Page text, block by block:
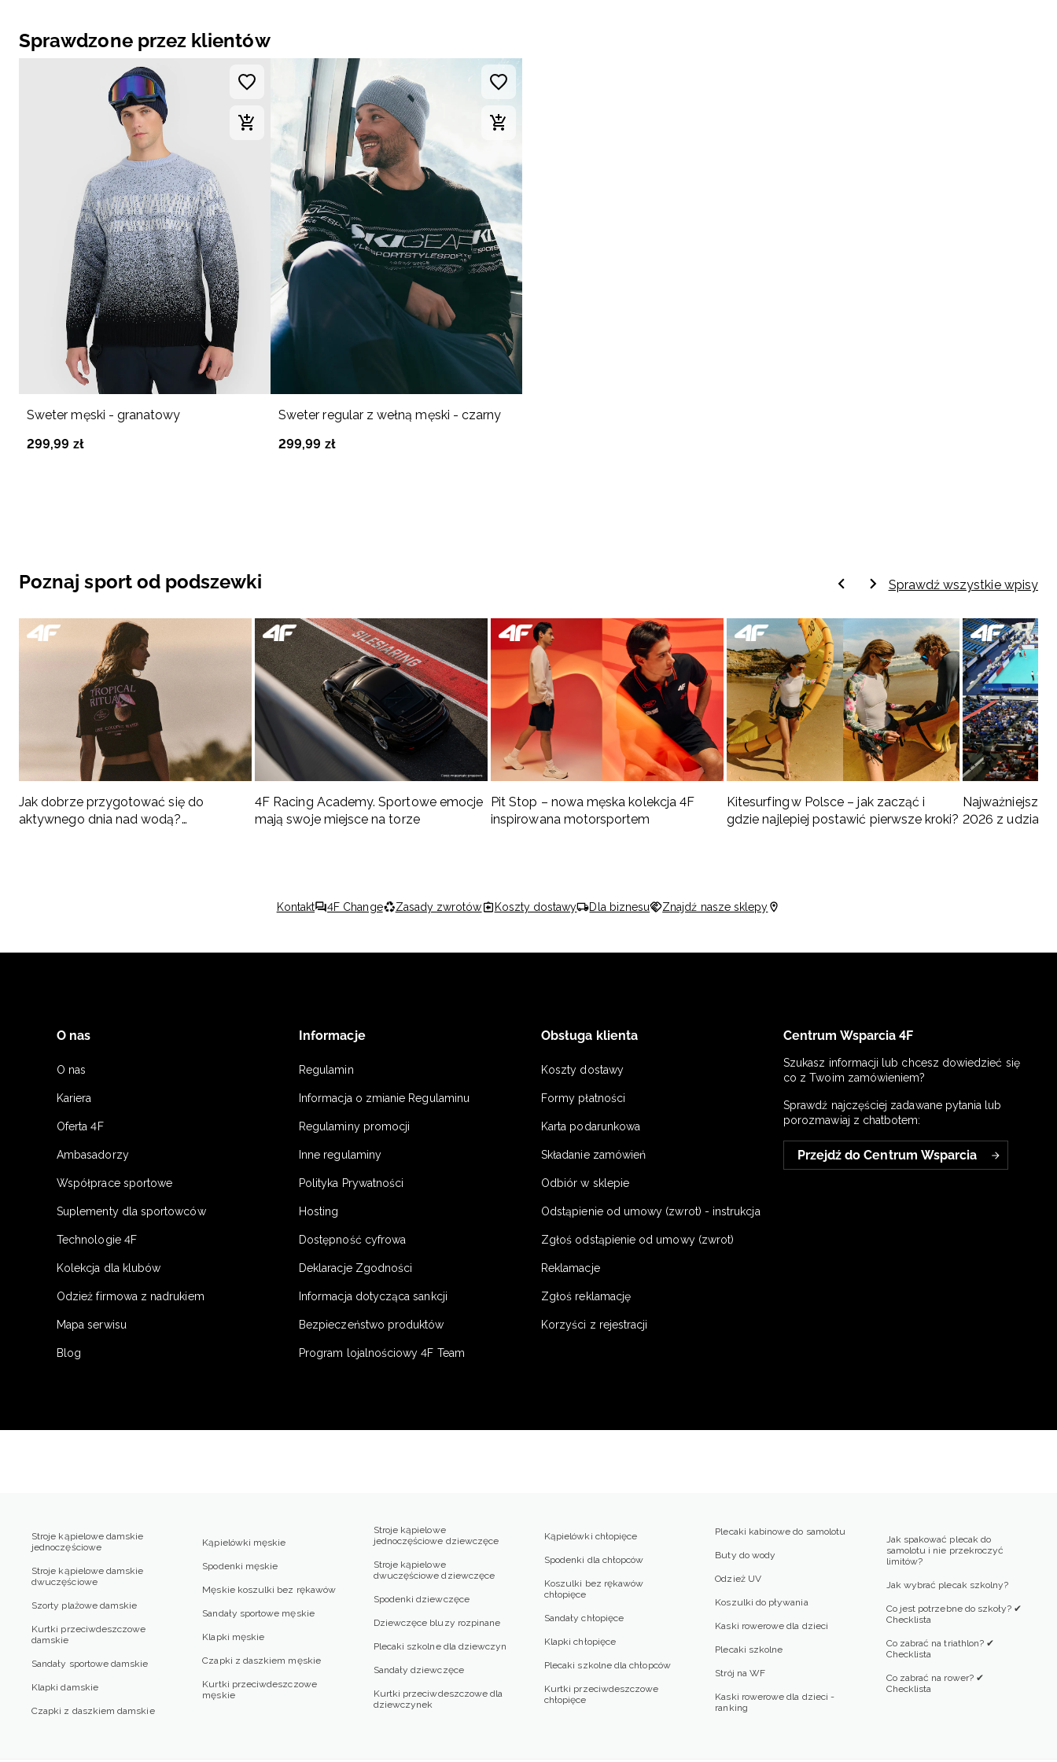
Sprawdzone przez klientów
Sweter męski - granatowy
299,99 zł
Sweter regular z wełną męski - czarny
299,99 zł
Poznaj sport od podszewki Sprawdź wszystkie wpisy
Jak dobrze przygotować się do
aktywnego dnia nad wodą?
4F Racing Academy. Sportowe emocje
mają swoje miejsce na torze
Pit Stop – nowa męska kolekcja 4F
inspirowana motorsportem
Kitesurfing w Polsce – jak zacząć i
gdzie najlepiej postawić pierwsze kroki?
Najważniejsze
2026 z
Kontakt 4F Change Zasady zwrotów Koszty dostawy Dla biznesu Znajdź nasze sklepy
O nas
O nas
Kariera
Oferta 4F
Ambasadorzy
Współprace sportowe
Suplementy dla sportowców
Technologie 4F
Kolekcja dla klubów
Odzież firmowa z nadrukiem
Mapa serwisu
Blog
Informacje
Regulamin
Informacja o zmianie Regulaminu
Regulaminy promocji
Inne regulaminy
Polityka Prywatności
Hosting
Dostępność cyfrowa
Deklaracje Zgodności
Informacja dotycząca sankcji
Bezpieczeństwo produktów
Program lojalnościowy 4F Team
Obsługa klienta
Koszty dostawy
Formy płatności
Karta podarunkowa
Składanie zamówień
Odbiór w sklepie
Odstąpienie od umowy (zwrot) - instrukcja
Zgłoś odstąpienie od umowy (zwrot)
Reklamacje
Zgłoś reklamację
Korzyści z rejestracji
Centrum Wsparcia 4F
Szukasz informacji lub chcesz dowiedzieć się
co z Twoim zamówieniem?
Sprawdź najczęściej zadawane pytania lub
porozmawiaj z chatbotem:
Przejdź do Centrum Wsparcia
Stroje kąpielowe damskie
jednoczęściowe
Stroje kąpielowe damskie
dwuczęściowe
Szorty plażowe damskie
Kurtki przeciwdeszczowe
damskie
Sandały sportowe damskie
Klapki damskie
Czapki z daszkiem damskie
Kąpielówki męskie
Spodenki męskie
Męskie koszulki bez rękawów
Sandały sportowe męskie
Klapki męskie
Czapki z daszkiem męskie
Kurtki przeciwdeszczowe
męskie
Stroje kąpielowe
jednoczęściowe dziewczęce
Stroje kąpielowe
dwuczęściowe dziewczęce
Spodenki dziewczęce
Dziewczęce bluzy rozpinane
Plecaki szkolne dla dziewczyn
Sandały dziewczęce
Kurtki przeciwdeszczowe dla
dziewczynek
Kąpielówki chłopięce
Spodenki dla chłopców
Koszulki bez rękawów
chłopięce
Sandały chłopięce
Klapki chłopięce
Plecaki szkolne dla chłopców
Kurtki przeciwdeszczowe
chłopięce
Plecaki kabinowe do samolotu
Buty do wody
Odzież UV
Koszulki do pływania
Kaski rowerowe dla dzieci
Plecaki szkolne
Strój na WF
Kaski rowerowe dla dzieci -
ranking
Jak spakować plecak do
samolotu i nie przekroczyć
limitów?
Jak wybrać plecak szkolny?
Co jest potrzebne do szkoły? ✔
Checklista
Co zabrać na triathlon? ✔
Checklista
Co zabrać na rower? ✔
Checklista